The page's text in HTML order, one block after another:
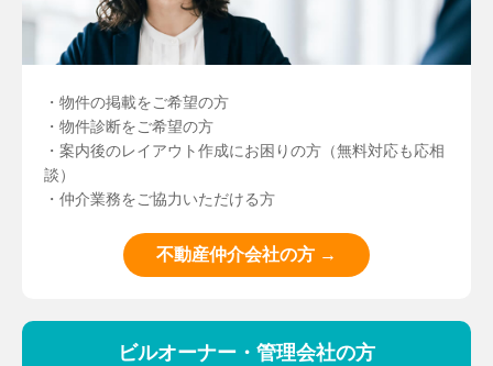
・物件の掲載をご希望の方
・物件診断をご希望の方
・案内後のレイアウト作成にお困りの方（無料対応も応相
談）
・仲介業務をご協力いただける方
不動産仲介会社の方 →
ビルオーナー・管理会社の方